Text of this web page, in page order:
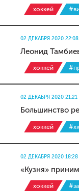
хоккей
02 ДЕКАБРЯ 2020 22:08
Леонид
хоккей
02 ДЕКАБРЯ 2020 21:21
Большинство
хоккей
02 ДЕКАБРЯ 2020 18:28
«Кузня»
хоккей